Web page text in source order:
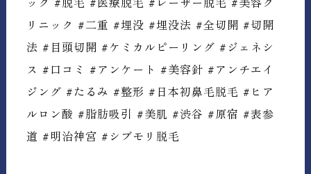
リニック #二重 #埋没 #埋没法 #全切開 #切開
法 #目頭切開 #ケミカルピーリング #ジェネシ
ス #口コミ #アンケート #美容針 #アンチエイ
ジング #たるみ #整形 #日本初鼻毛脱毛 #ヒア
ルロン酸 #脂肪吸引 #美肌 #渋谷 #原宿 #表参
道 #明治神宮 #シブモリ脱毛